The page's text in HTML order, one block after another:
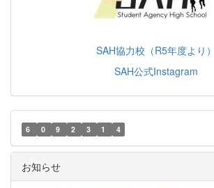
SAH協力校（R5年度より）
SAH公式Instagram
6 0 9 2 3 1 4
お知らせ